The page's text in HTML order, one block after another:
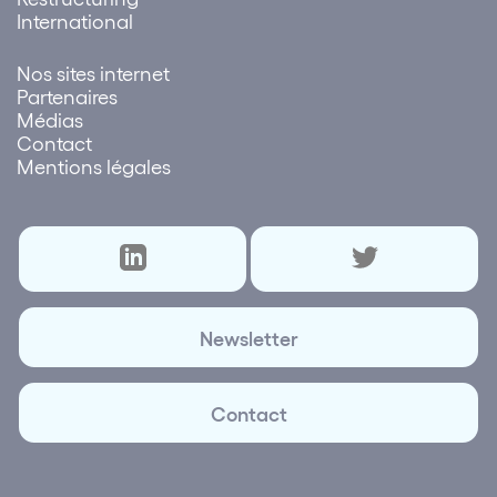
International
Nos sites internet
Partenaires
Médias
Contact
Mentions légales
Newsletter
Contact